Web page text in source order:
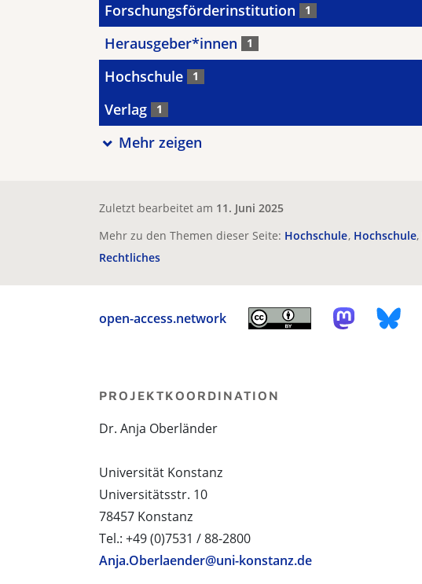
Forschungsförderinstitution 1
Herausgeber*innen 1
Hochschule 1
Verlag 1
Mehr zeigen
Zuletzt bearbeitet am 11. Juni 2025
Mehr zu den Themen dieser Seite: Hochschule Hochschule
Rechtliches
open-access.network
PROJEKTKOORDINATION
Dr. Anja Oberländer
Universität Konstanz
Universitätsstr. 10
78457 Konstanz
Tel.: +49 (0)7531 / 88-2800
Anja.Oberlaender@uni-konstanz.de